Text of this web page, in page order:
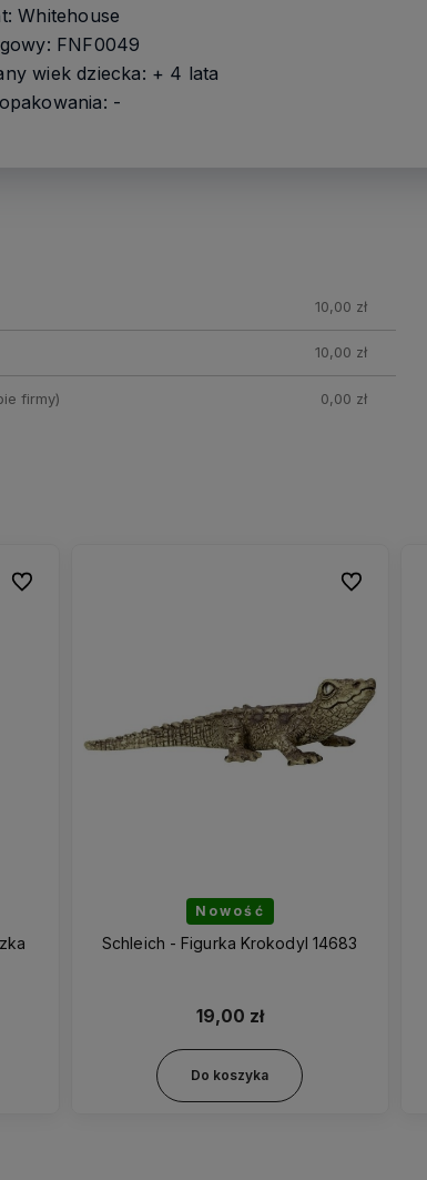
Whitehouse
FNF0049
wiek dziecka: + 4 lata
-
10,00 zł
10,00 zł
firmy) 0,00 zł
Do ulubionych
Do ulubionych
Nowość
Schleich - Figurka Krokodyl 14683
19,00 zł
Do koszyka
Do ulubionych
Do ulubionych